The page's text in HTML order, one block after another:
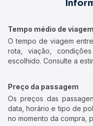
Tempo médio de viagem
O tempo de viagem
rota, viação,
escolhido. Consulte a
Preço da passagem
Os preços das
data, horário e tipo de
no momento da compra,